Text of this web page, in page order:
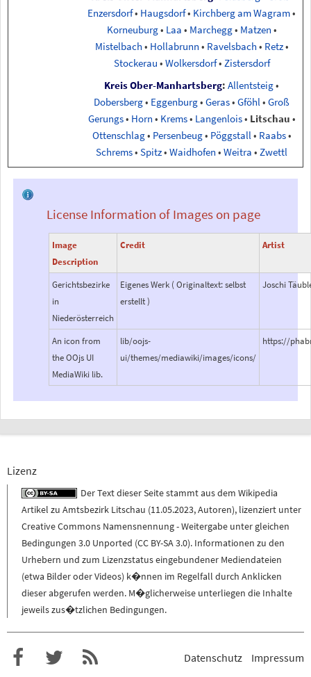
Enzersdorf• Haugsdorf• Kirchberg am Wagram•
Korneuburg• Laa • Marchegg• Matzen •
Mistelbach • Hollabrunn • Ravelsbach • Retz•
Stockerau • Wolkersdorf• Zistersdorf
Kreis Ober-Manhartsberg: Allentsteig•
Dobersberg• Eggenburg• Geras• Gföhl • Groß
Gerungs• Horn • Krems• Langenlois• Litschau •
Ottenschlag• Persenbeug• Pöggstall • Raabs•
Schrems• Spitz• Waidhofen • Weitra • Zwettl
License Information of Images on page
Image
Description
Credit Artist
Gerichtsbezirke
in
Niederösterreich
Eigenes Werk ( Originaltext: selbst
erstellt )
Joschi
An icon from
the OOjs UI
MediaWiki lib.
lib/oojs-
ui/themes/mediawiki/images/icons/
https://
Lizenz
Der Text dieser Seite stammt aus dem Wikipedia
Artikel zu Amtsbezirk Litschau (11.05.2023,Autoren), lizenziert unter
Creative Commons Namensnennung - Weitergabe unter gleichen
Bedingungen 3.0 Unported (CC BY-SA 3.0). Informationen zu den
Urhebern und zum Lizenzstatus eingebundener Mediendateien
(etwa Bilder oder Videos) k�nnen im Regelfall durch Anklicken
dieser abgerufen werden. M�glicherweise unterliegen die Inhalte
jeweils zus�tzlichen Bedingungen.
Datenschutz Impressum